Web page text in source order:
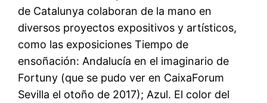
de Catalunya colaboran de la mano en
diversos proyectos expositivos y artísticos,
como las exposiciones Tiempo de
ensoñación: Andalucía en el imaginario de
Fortuny (que se pudo ver en CaixaForum
Sevilla el otoño de 2017); Azul. El color del